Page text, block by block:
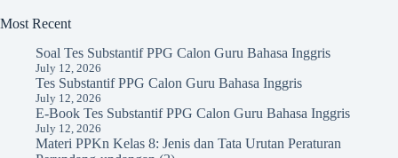
Most Recent
Soal Tes Substantif PPG Calon Guru Bahasa Inggris
July 12, 2026
Tes Substantif PPG Calon Guru Bahasa Inggris
July 12, 2026
E-Book Tes Substantif PPG Calon Guru Bahasa Inggris
July 12, 2026
Materi PPKn Kelas 8: Jenis dan Tata Urutan Peraturan